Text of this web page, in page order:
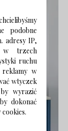
podobne
adresy IP,
w trzech
ruchu
w
wtyczek
by wyrazić
dokonać